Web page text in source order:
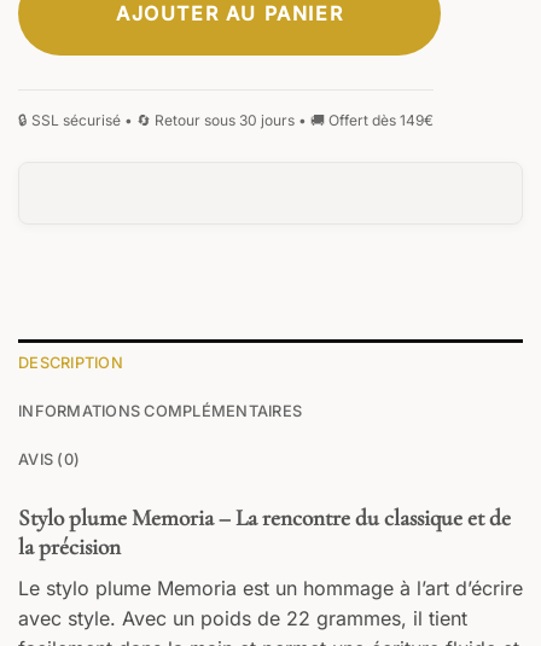
AJOUTER AU PANIER
DESCRIPTION
INFORMATIONS COMPLÉMENTAIRES
AVIS (0)
Stylo plume Memoria – La rencontre du classique et de
la précision
Le stylo plume Memoria est un hommage à l’art d’écrire
avec style. Avec un poids de 22 grammes, il tient